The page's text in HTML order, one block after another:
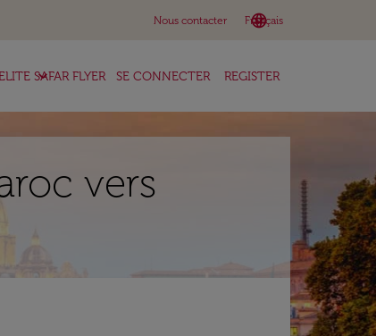
Nous contacter language
Français
keyboard_arrow_down
SAFAR FLYER
keyboard_arrow_down SE CONNECTER REGISTER
vers